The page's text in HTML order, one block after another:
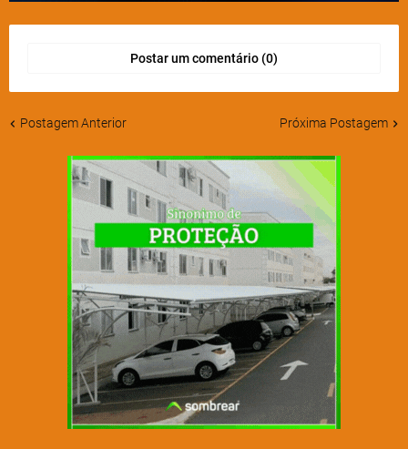
Postar um comentário (0)
Postagem Anterior Próxima Postagem